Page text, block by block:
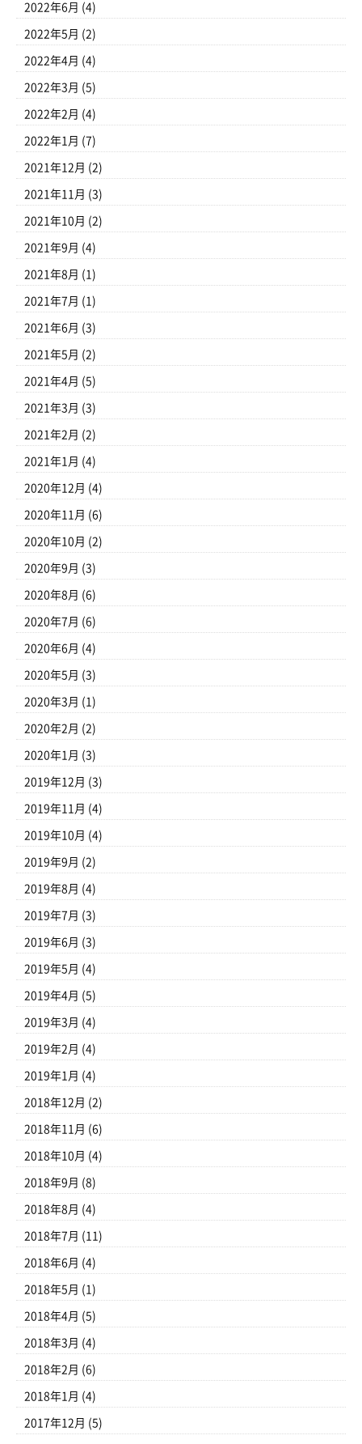
2022年6月 (4)
2022年5月 (2)
2022年4月 (4)
2022年3月 (5)
2022年2月 (4)
2022年1月 (7)
2021年12月 (2)
2021年11月 (3)
2021年10月 (2)
2021年9月 (4)
2021年8月 (1)
2021年7月 (1)
2021年6月 (3)
2021年5月 (2)
2021年4月 (5)
2021年3月 (3)
2021年2月 (2)
2021年1月 (4)
2020年12月 (4)
2020年11月 (6)
2020年10月 (2)
2020年9月 (3)
2020年8月 (6)
2020年7月 (6)
2020年6月 (4)
2020年5月 (3)
2020年3月 (1)
2020年2月 (2)
2020年1月 (3)
2019年12月 (3)
2019年11月 (4)
2019年10月 (4)
2019年9月 (2)
2019年8月 (4)
2019年7月 (3)
2019年6月 (3)
2019年5月 (4)
2019年4月 (5)
2019年3月 (4)
2019年2月 (4)
2019年1月 (4)
2018年12月 (2)
2018年11月 (6)
2018年10月 (4)
2018年9月 (8)
2018年8月 (4)
2018年7月 (11)
2018年6月 (4)
2018年5月 (1)
2018年4月 (5)
2018年3月 (4)
2018年2月 (6)
2018年1月 (4)
2017年12月 (5)